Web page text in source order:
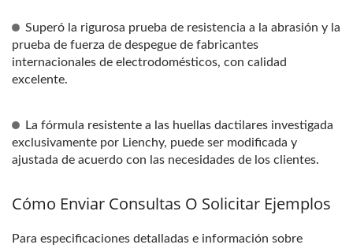
Superó la rigurosa prueba de resistencia a la abrasión y la
prueba de fuerza de despegue de fabricantes
internacionales de electrodomésticos, con calidad
excelente.
La fórmula resistente a las huellas dactilares investigada
exclusivamente por Lienchy, puede ser modificada y
ajustada de acuerdo con las necesidades de los clientes.
Cómo Enviar Consultas O Solicitar Ejemplos
Para especificaciones detalladas e información sobre